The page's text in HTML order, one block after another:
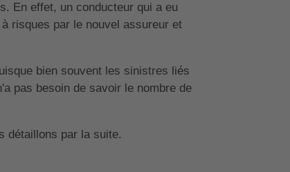
En effet, un conducteur qui a eu
risques par le nouvel assureur et
bien souvent les sinistres liés
pas besoin de savoir le nombre de
détaillons par la suite.